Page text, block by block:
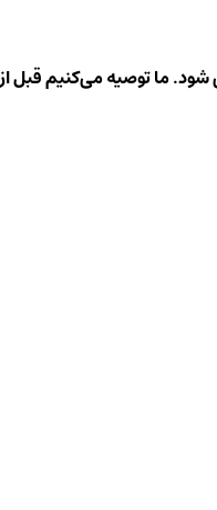
ما توصیه می‌کنیم قبل